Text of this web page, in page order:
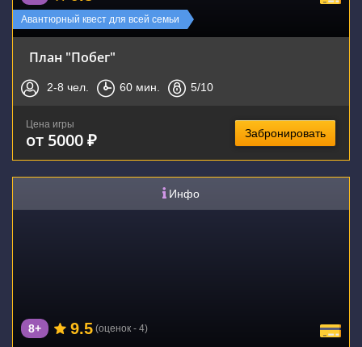
Авантюрный квест для всей семьи
План "Побег"
2-8 чел. 60 мин. 5/10
Цена игры
от 5000 ₽ Забронировать
Инфо
8+ 9.5 (оценок - 4)